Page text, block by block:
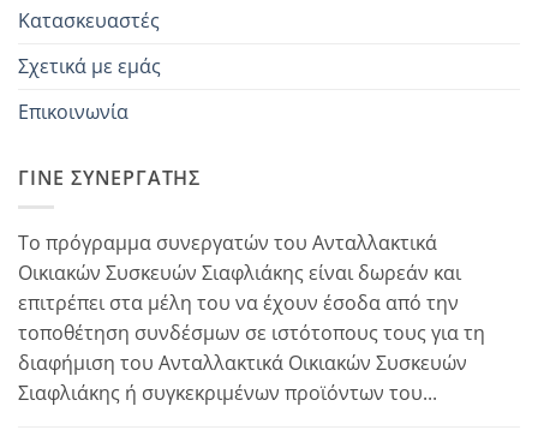
Κατασκευαστές
Σχετικά με εμάς
Επικοινωνία
ΓΊΝΕ ΣΥΝΕΡΓΆΤΗΣ
Το πρόγραμμα συνεργατών του Ανταλλακτικά
Οικιακών Συσκευών Σιαφλιάκης είναι δωρεάν και
επιτρέπει στα μέλη του να έχουν έσοδα από την
τοποθέτηση συνδέσμων σε ιστότοπους τους για τη
διαφήμιση του Ανταλλακτικά Οικιακών Συσκευών
Σιαφλιάκης ή συγκεκριμένων προϊόντων του...